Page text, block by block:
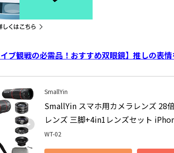
イブ観戦の必需品！おすすめ双眼鏡】推しの表
SmallYin
SmallYin スマホ用カメラレンズ 28
レンズ 三脚+4in1レンズセット
WT-02